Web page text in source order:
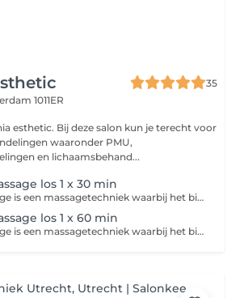
35
1011ER
esthetic. Bij deze salon kun je terecht voor
waaronder PMU,
en lichaamsbehand...
los 1 x 30 min
Bindweefselmassage is een massagetechniek waarbij het bindweefsel (de huid en onderliggende lagen) wordt gestimuleerd met stevige, vaak wat trekkende bewegingen. Dit verbetert de doorbloeding, maakt verklevingen los en kan de huid en spieren soepeler maken. De massage kan soms gevoelig zijn, maar helpt het lichaam beter te herstellen en te ontspannen.
los 1 x 60 min
Bindweefselmassage is een massagetechniek waarbij het bindweefsel (de huid en onderliggende lagen) wordt gestimuleerd met stevige, vaak wat trekkende bewegingen. Dit verbetert de doorbloeding, maakt verklevingen los en kan de huid en spieren soepeler maken. De massage kan soms gevoelig zijn, maar helpt het lichaam beter te herstellen en te ontspannen.